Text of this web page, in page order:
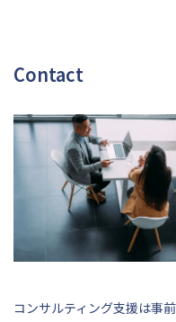
Contact
コンサルティング支援は事